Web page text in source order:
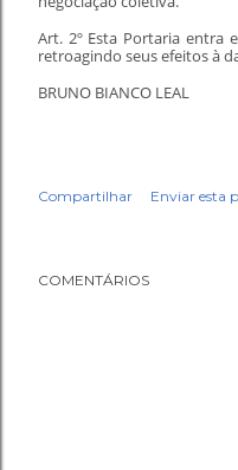
Art. 2º Esta Portaria entra
retroagindo seus efeitos à
BRUNO BIANCO LEAL
Compartilhar Enviar esta
COMENTÁRIOS